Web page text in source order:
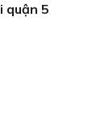
quận 5